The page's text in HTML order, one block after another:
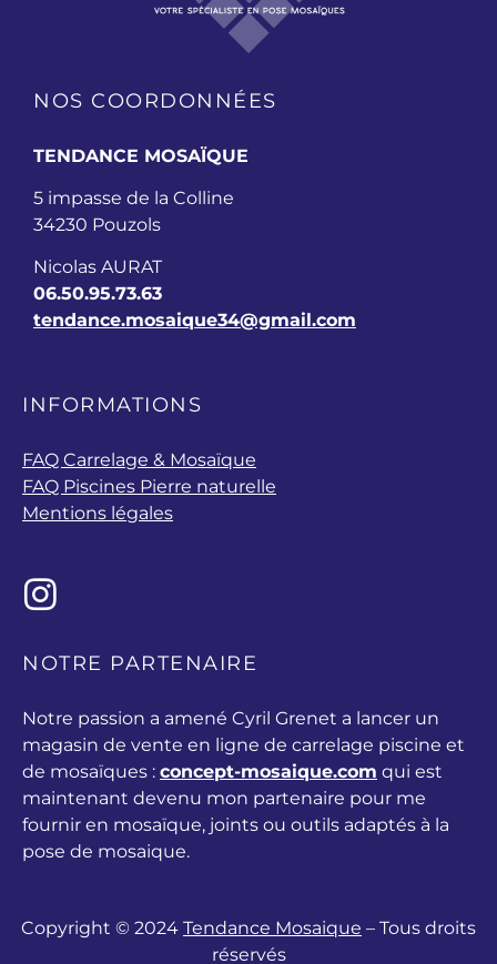
NOS COORDONNÉES
TENDANCE MOSAÏQUE
5 impasse de la Colline
34230 Pouzols
Nicolas AURAT
06.50.95.73.63
tendance.mosaique34@gmail.com
INFORMATIONS
FAQ Carrelage & Mosaïque
FAQ Piscines Pierre naturelle
Mentions légales
NOTRE PARTENAIRE
Notre passion a amené Cyril Grenet a lancer un
magasin de vente en ligne de carrelage piscine et
de mosaïques : concept-mosaique.com qui est
maintenant devenu mon partenaire pour me
fournir en mosaïque, joints ou outils adaptés à la
pose de mosaique.
Copyright © 2024 Tendance Mosaique – Tous droits
réservés